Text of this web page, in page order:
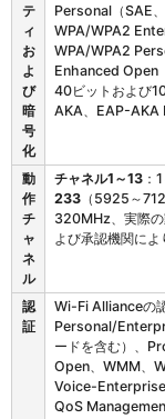
）テ
ィ
お
よ
び
暗
号
化
Personal（SAE
WPA/WPA2
WPA/WPA2
Enhanced Open
40ビットおよび
AKA、EAP-AKA
動
作
チ
ャ
ネ
ル
チャネル1～13 ：
233 （5925～
320MHz、実際の
よび承認機関に
認
証
Wi-Fi Allianceの
Personal/
ードを含む）、
Open、WMM、
Voice-
QoS